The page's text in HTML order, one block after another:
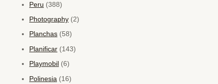
Peru (388)
Photography (2)
Planchas (58)
Planificar (143)
Playmobil (6)
Polinesia (16)